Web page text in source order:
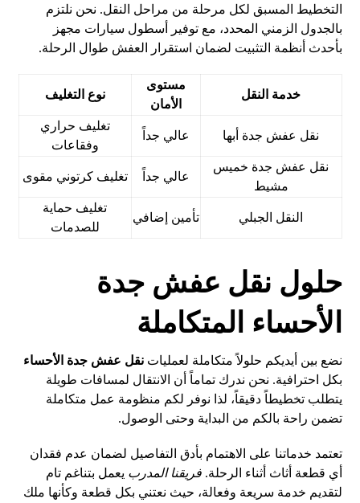
التخطيط المسبق لكل مرحلة من مراحل النقل. نحن نلتزم
بالجدول الزمني المحدد، مع توفير أسطول سيارات مجهز
بأحدث أنظمة التثبيت لضمان استقرار العفش طوال الرحلة.
خدمة النقل
مستوى
الأمان
نوع التغليف
نقل عفش جدة أبها عالي جداً
تغليف حراري
وفقاعات
نقل عفش جدة خميس
مشيط
عالي جداً تغليف كرتوني مقوى
النقل الجبلي تأمين إضافي
تغليف حماية
للصدمات
حلول نقل عفش جدة
الأحساء المتكاملة
نضع بين أيديكم حلولاً متكاملة لعملياتنقل عفش جدة الأحساء
بكل احترافية. نحن ندرك تماماً أن الانتقال لمسافات طويلة
يتطلب تخطيطاً دقيقاً، لذا نوفر لكم منظومة عمل متكاملة
تضمن راحة بالكم من البداية وحتى الوصول.
تعتمد خدماتنا على الاهتمام بأدق التفاصيل لضمان عدم فقدان
أي قطعة أثاث أثناء الرحلة.فريقنا المدرب يعمل بتناغم تام
لتقديم خدمة سريعة وفعالة، حيث نعتني بكل قطعة وكأنها ملك